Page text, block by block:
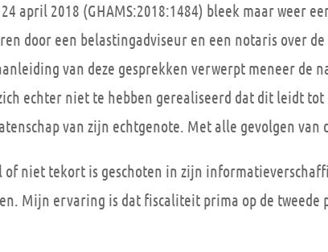
april 2018 (GHAMS:2018:1484) bleek maar weer
door een belastingadviseur en een notaris over
van deze gesprekken verwerpt meneer de
echter niet te hebben gerealiseerd dat dit leidt
van zijn echtgenote. Met alle gevolgen van
of niet tekort is geschoten in zijn
Mijn ervaring is dat fiscaliteit prima op de tweede